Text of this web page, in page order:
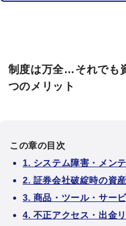
制度は万全…それでも
つのメリット
この章の目次
1. システム障害・メン
2. 証券会社破綻時の資
3. 商品・ツール・サー
4. 不正アクセス・出金